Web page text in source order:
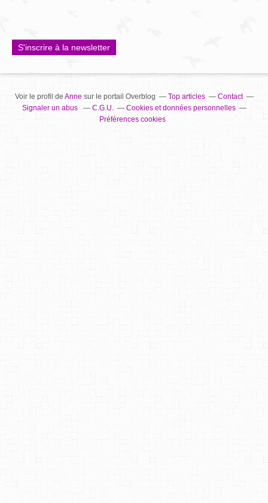
S'inscrire à la newsletter
Voir le profil de Annesur le portail Overblog Top articles
Contact
Signaler un abus
C.G.U.
Cookies et données personnelles
Préférences cookies